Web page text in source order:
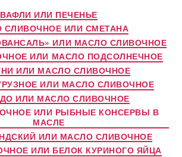
ВАФЛИ ИЛИ ПЕЧЕНЬЕ
СЛИВОЧНОЕ ИЛИ СМЕТАНА
ИЛИ МАСЛО СЛИВОЧНОЕ
ИЛИ МАСЛО ПОДСОЛНЕЧНОЕ
ИЛИ МАСЛО СЛИВОЧНОЕ
ИЛИ МАСЛО СЛИВОЧНОЕ
ИЛИ МАСЛО СЛИВОЧНОЕ
ИЛИ РЫБНЫЕ КОНСЕРВЫ В
МАСЛЕ
ИЛИ МАСЛО СЛИВОЧНОЕ
ИЛИ БЕЛОК КУРИНОГО ЯЙЦА